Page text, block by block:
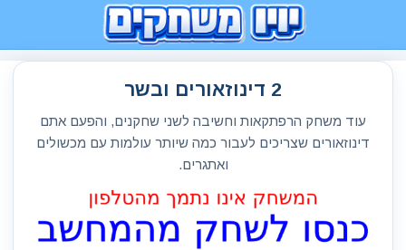
2 דינוזאורים ובשר
עוד משחק הרפתקאות וחשיבה לשני שחקנים, והפעם אתם
דינוזאורים שצריכים לעבור כמה שיותר עולמות עם מכשולים
ואתגרים.